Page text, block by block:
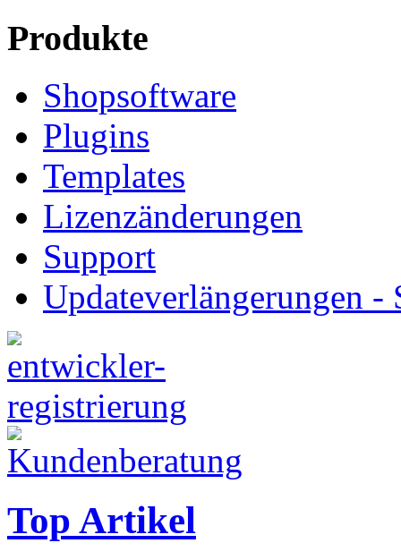
Produkte
Shopsoftware
Plugins
Templates
Lizenzänderungen
Support
Updateverlängerungen -
Top Artikel